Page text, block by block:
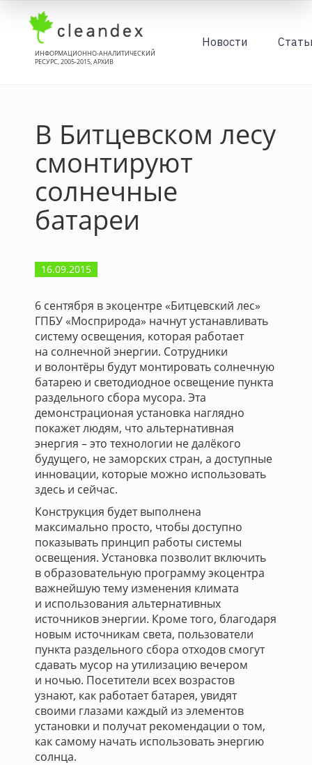
ИНФОРМАЦИОННО-АНАЛИТИЧЕСКИЙ
РЕСУРС, 2005-2015, АРХИВ
Новости
В Битцевском лесу
смонтируют
солнечные
батареи
16.09.2015
6 сентября в экоцентре «Битцевский лес»
ГПБУ «Мосприрода» начнут устанавливать
систему освещения, которая работает
на солнечной энергии. Сотрудники
и волонтёры будут монтировать солнечную
батарею и светодиодное освещение пункта
раздельного сбора мусора. Эта
демонстрационая установка наглядно
покажет людям, что альтернативная
энергия – это технологии не далёкого
будущего, не заморских стран, а доступные
инновации, которые можно использовать
здесь и сейчас.
Конструкция будет выполнена
максимально просто, чтобы доступно
показывать принцип работы системы
освещения. Установка позволит включить
в образовательную программу экоцентра
важнейшую тему изменения климата
и использования альтернативных
источников энергии. Кроме того, благодаря
новым источникам света, пользователи
пункта раздельного сбора отходов смогут
сдавать мусор на утилизацию вечером
и ночью. Посетители всех возрастов
узнают, как работает батарея, увидят
своими глазами каждый из элементов
установки и получат рекомендации о том,
как самому начать использовать энергию
солнца.